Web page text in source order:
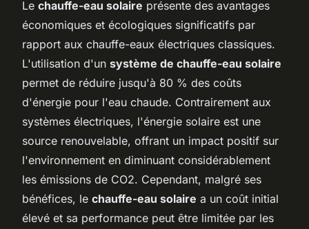
Le chauffe-eau solaire présente des avantages
économiques et écologiques significatifs par
rapport aux chauffe-eaux électriques classiques.
L'utilisation d'un système de chauffe-eau solaire
permet de réduire jusqu'à 80 % des coûts
d'énergie pour l'eau chaude. Contrairement aux
systèmes électriques, l'énergie solaire est une
source renouvelable, offrant un impact positif sur
l'environnement en diminuant considérablement
les émissions de CO2. Cependant, malgré ses
bénéfices, le chauffe-eau solaire a un coût initial
élevé et sa performance peut être limitée par les